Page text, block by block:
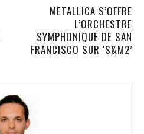
METALLICA S’OFFRE
L’ORCHESTRE
SYMPHONIQUE DE SAN
FRANCISCO SUR ‘S&M2’